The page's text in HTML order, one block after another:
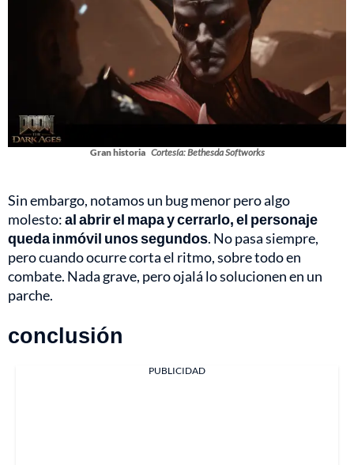
Gran historia Cortesía: Bethesda Softworks
Sin embargo, notamos un bug menor pero algo
molesto:al abrir el mapa y cerrarlo, el personaje
queda inmóvil unos segundos. No pasa siempre,
pero cuando ocurre corta el ritmo, sobre todo en
combate. Nada grave, pero ojalá lo solucionen en un
parche.
conclusión
PUBLICIDAD